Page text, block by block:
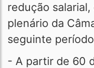
redução
plenário da
seguinte
- A partir de 60